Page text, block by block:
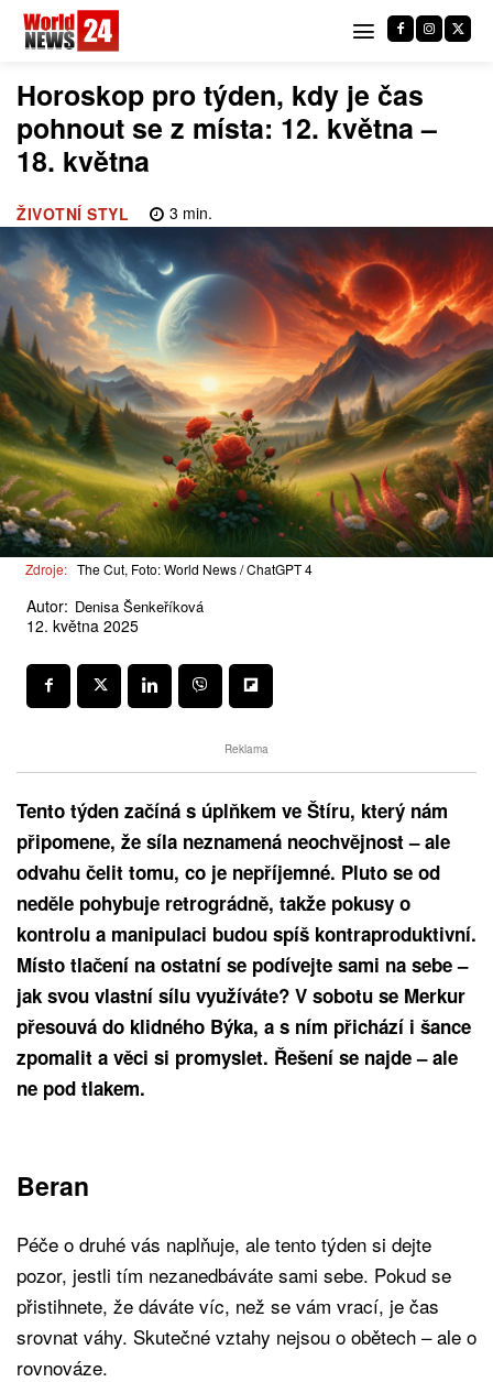
Horoskop pro týden, kdy je čas
pohnout se z místa: 12. května –
18. května
ŽIVOTNÍ STYL 3 min.
Zdroje: The Cut, Foto: World News / ChatGPT 4
Autor: Denisa Šenkeříková
12. května 2025
Reklama
Tento týden začíná s úplňkem ve Štíru, který nám
připomene, že síla neznamená neochvějnost – ale
odvahu čelit tomu, co je nepříjemné. Pluto se od
neděle pohybuje retrográdně, takže pokusy o
kontrolu a manipulaci budou spíš kontraproduktivní.
Místo tlačení na ostatní se podívejte sami na sebe –
jak svou vlastní sílu využíváte? V sobotu se Merkur
přesouvá do klidného Býka, a s ním přichází i šance
zpomalit a věci si promyslet. Řešení se najde – ale
ne pod tlakem.
Beran
Péče o druhé vás naplňuje, ale tento týden si dejte
pozor, jestli tím nezanedbáváte sami sebe. Pokud se
přistihnete, že dáváte víc, než se vám vrací, je čas
srovnat váhy. Skutečné vztahy nejsou o obětech – ale o
rovnováze.